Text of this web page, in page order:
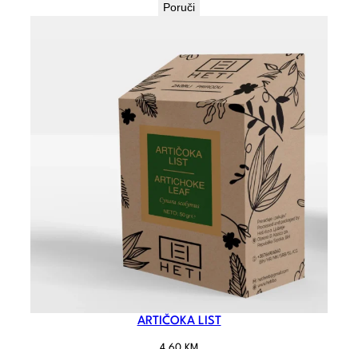
Poruči
ARTIČOKA LIST